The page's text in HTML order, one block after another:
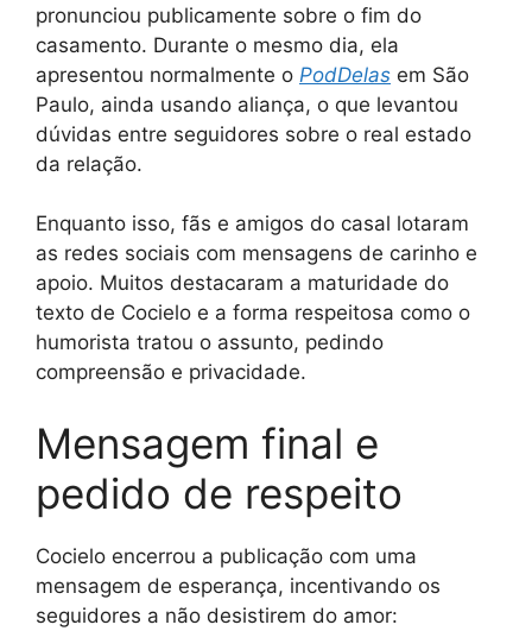
pronunciou publicamente sobre o fim do
casamento. Durante o mesmo dia, ela
apresentou normalmente o PodDelas em São
Paulo, ainda usando aliança, o que levantou
dúvidas entre seguidores sobre o real estado
da relação.
Enquanto isso, fãs e amigos do casal lotaram
as redes sociais com mensagens de carinho e
apoio. Muitos destacaram a maturidade do
texto de Cocielo e a forma respeitosa como o
humorista tratou o assunto, pedindo
compreensão e privacidade.
Mensagem final e
pedido de respeito
Cocielo encerrou a publicação com uma
mensagem de esperança, incentivando os
seguidores a não desistirem do amor: